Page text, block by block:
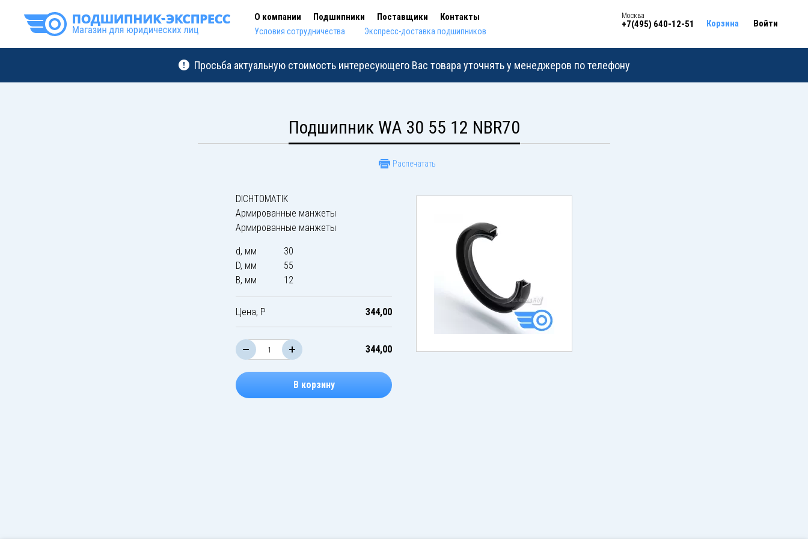
О компании Подшипники Поставщики Контакты
Условия сотрудничества Экспресс-доставка подшипников
Москва
+7(495) 640-12-51 Корзина Войти
Просьба актуальную стоимость интересующего Вас товара уточнять у менеджеров по телефону
Подшипник WA 30 55 12 NBR70
Распечатать
DICHTOMATIK
Армированные манжеты
Армированные манжеты
d, мм
30
D, мм
55
B, мм
12
Цена, Р 344,00
344,00
В корзину